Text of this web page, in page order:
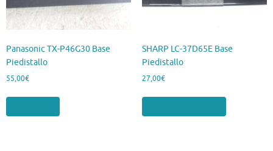
Panasonic TX-P46G30 Base
Piedistallo
55,00€
SHARP LC-37D65E Base
Piedistallo
27,00€